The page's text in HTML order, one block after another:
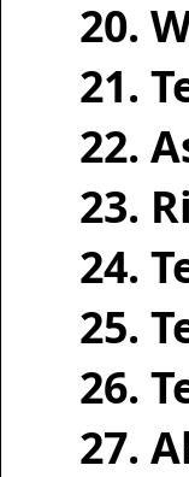
20.
21.
22.
23.
24.
25.
26.
27.